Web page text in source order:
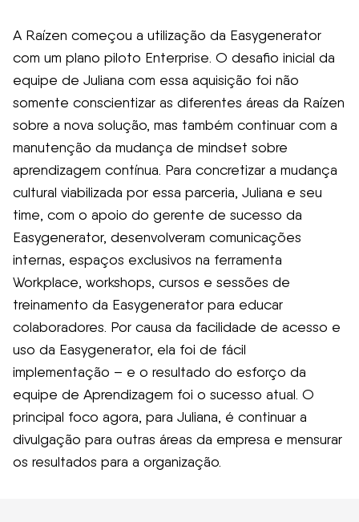
A Raízen começou a utilização da Easygenerator
com um plano piloto Enterprise. O desafio inicial da
equipe de Juliana com essa aquisição foi não
somente conscientizar as diferentes áreas da Raízen
sobre a nova solução, mas também continuar com a
manutenção da mudança de mindset sobre
aprendizagem contínua. Para concretizar a mudança
cultural viabilizada por essa parceria, Juliana e seu
time, com o apoio do gerente de sucesso da
Easygenerator, desenvolveram comunicações
internas, espaços exclusivos na ferramenta
Workplace, workshops, cursos e sessões de
treinamento da Easygenerator para educar
colaboradores. Por causa da facilidade de acesso e
uso da Easygenerator, ela foi de fácil
implementação – e o resultado do esforço da
equipe de Aprendizagem foi o sucesso atual. O
principal foco agora, para Juliana, é continuar a
divulgação para outras áreas da empresa e mensurar
os resultados para a organização.